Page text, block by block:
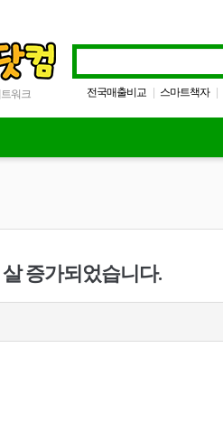
워크 전국매출비교 스마트책자
증가되었습니다.